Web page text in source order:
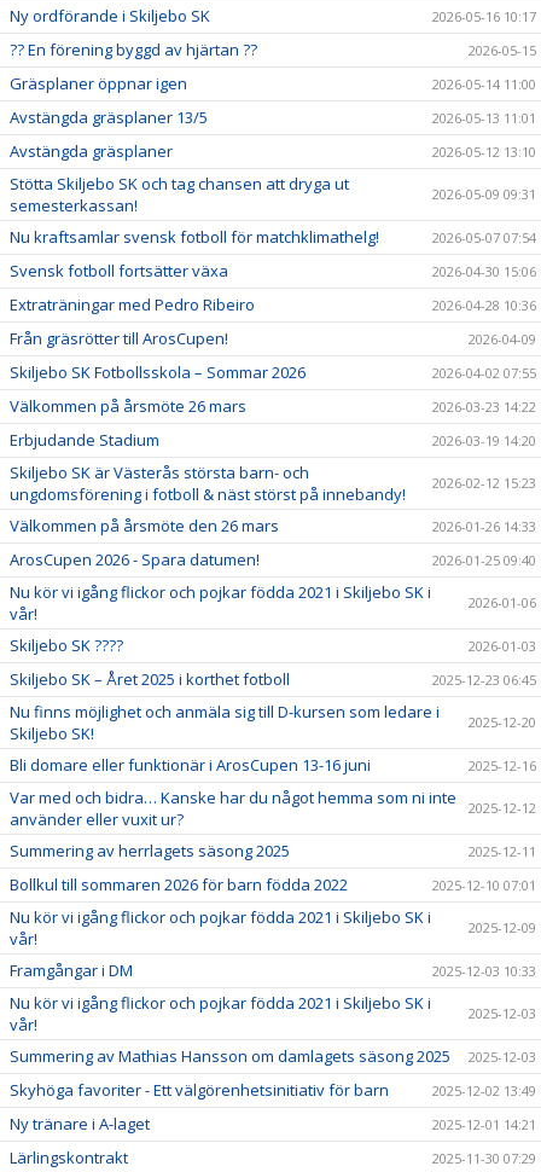
Ny ordförande i Skiljebo SK 2026-05-16 10:17
?? En förening byggd av hjärtan ?? 2026-05-15
Gräsplaner öppnar igen 2026-05-14 11:00
Avstängda gräsplaner 13/5 2026-05-13 11:01
Avstängda gräsplaner 2026-05-12 13:10
Stötta Skiljebo SK och tag chansen att dryga ut
semesterkassan!
2026-05-09 09:31
Nu kraftsamlar svensk fotboll för matchklimathelg! 2026-05-07 07:54
Svensk fotboll fortsätter växa 2026-04-30 15:06
Extraträningar med Pedro Ribeiro 2026-04-28 10:36
Från gräsrötter till ArosCupen! 2026-04-09
Skiljebo SK Fotbollsskola – Sommar 2026 2026-04-02 07:55
Välkommen på årsmöte 26 mars 2026-03-23 14:22
Erbjudande Stadium 2026-03-19 14:20
Skiljebo SK är Västerås största barn- och
ungdomsförening i fotboll & näst störst på innebandy!
2026-02-12 15:23
Välkommen på årsmöte den 26 mars 2026-01-26 14:33
ArosCupen 2026 - Spara datumen! 2026-01-25 09:40
Nu kör vi igång flickor och pojkar födda 2021 i Skiljebo SK i
vår!
2026-01-06
Skiljebo SK ???? 2026-01-03
Skiljebo SK – Året 2025 i korthet fotboll 2025-12-23 06:45
Nu finns möjlighet och anmäla sig till D-kursen som ledare i
Skiljebo SK!
2025-12-20
Bli domare eller funktionär i ArosCupen 13-16 juni 2025-12-16
Var med och bidra… Kanske har du något hemma som ni inte
använder eller vuxit ur?
2025-12-12
Summering av herrlagets säsong 2025 2025-12-11
Bollkul till sommaren 2026 för barn födda 2022 2025-12-10 07:01
Nu kör vi igång flickor och pojkar födda 2021 i Skiljebo SK i
vår!
2025-12-09
Framgångar i DM 2025-12-03 10:33
Nu kör vi igång flickor och pojkar födda 2021 i Skiljebo SK i
vår!
2025-12-03
Summering av Mathias Hansson om damlagets säsong 2025 2025-12-03
Skyhöga favoriter - Ett välgörenhetsinitiativ för barn 2025-12-02 13:49
Ny tränare i A-laget 2025-12-01 14:21
Lärlingskontrakt 2025-11-30 07:29